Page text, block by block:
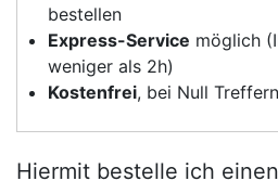
bestellen
Express-Service möglich
weniger als 2h)
Kostenfrei, bei Null Treffern
Hiermit bestelle ich einen